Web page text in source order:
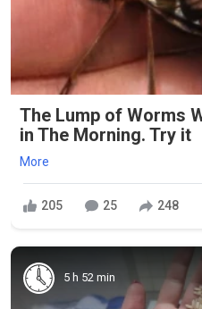
The Lump of Worms
in The Morning. Try it
More
205 25 248
5 h 52 min